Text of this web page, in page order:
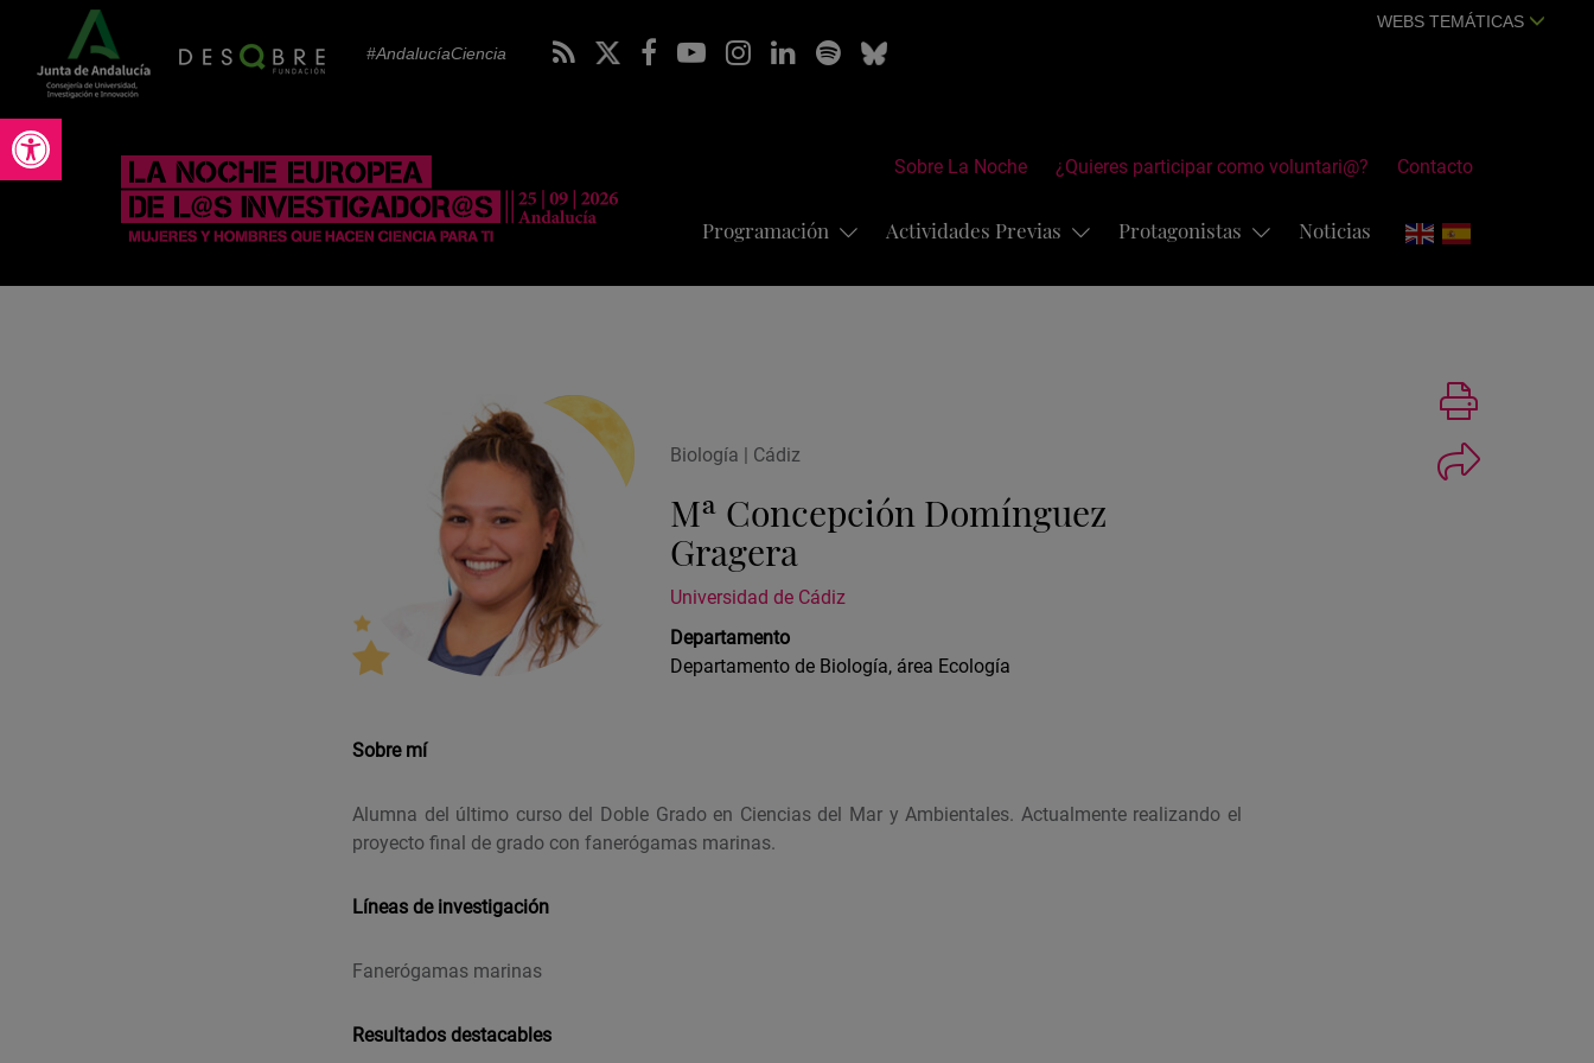
Abrir barra de herramientas
#AndalucíaCiencia
WEBS TEMÁTICAS
Sobre La Noche ¿Quieres participar como voluntari@? Contacto
Programación Actividades Previas Protagonistas Noticias
Biología | Cádiz
Mª Concepción Domínguez
Gragera
Universidad de Cádiz
Departamento
Departamento de Biología, área Ecología
Sobre mí
Alumna del último curso del Doble Grado en Ciencias del Mar y Ambientales. Actualmente realizando el
proyecto final de grado con fanerógamas marinas.
Líneas de investigación
Fanerógamas marinas
Resultados destacables